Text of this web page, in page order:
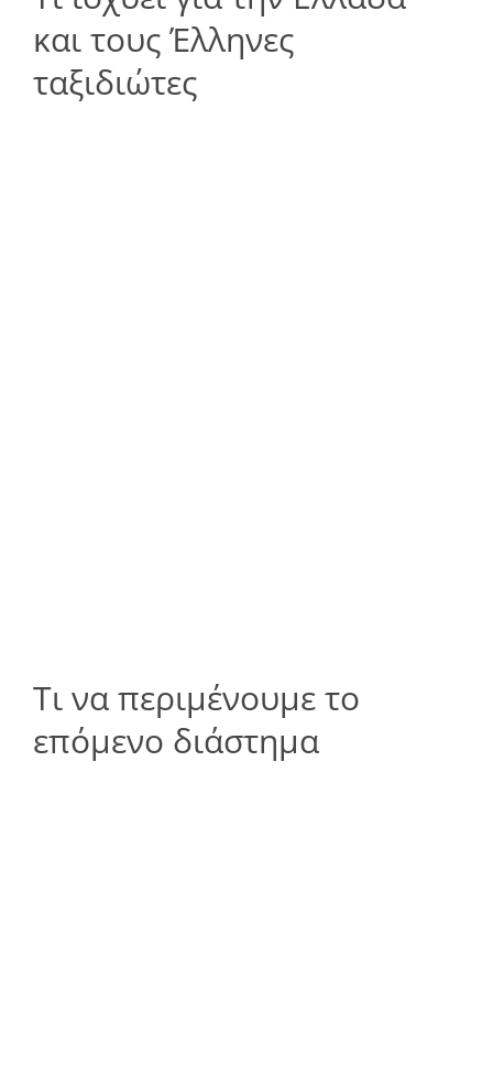
και τους Έλληνες
ταξιδιώτες
Τι να περιμένουμε το
επόμενο διάστημα